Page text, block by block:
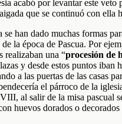
acabó por levantar este veto
que se continuó con ella
han dado muchas formas
la época de Pascua. Por
realizaban una “procesión de
y desde estos puntos iban
a las puertas de las casas
el párroco de la
al salir de la misa pascual
huevos dorados o decorados